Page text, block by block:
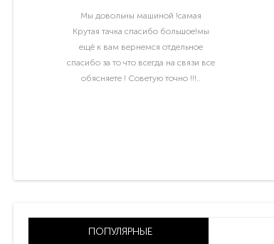
Мы довольны машиной !самая
Крутая тачка спасибо большое!мы
ещё к вам вернемся отдельное
спасибо за то что всегда на связи все
обясняете ! Советую точно !!!..
ПОПУЛЯРНЫЕ